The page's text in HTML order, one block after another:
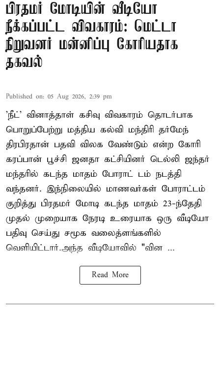
பிரதமர் மோடியின் வீடியோ
நீக்கப்பட்ட விவகாரம்: மெட்டா
நிறுவனர் மன்னிப்பு கோரியதாக
தகவல்
Published on: 05 Aug 2026, 2:39 pm
'நீட்' வினாத்தாள் கசிவு விவகாரம் தொடர்பாக
பொறுப்பேற்று மத்திய கல்வி மந்திரி தர்மேந்
திரபிரதான் பதவி விலக வேண்டும் என்ற கோரி
கரப்பான் பூச்சி ஜனதா கட்சியினர் டெல்லி ஜந்தர்
மந்தரில் கடந்த மாதம் போராட் டம் நடத்தி
வந்தனர். இந்நிலையில் மாணவர்கள் போராட்டம்
குறித்து பிரதமர் மோடி கடந்த மாதம் 23-ந்தேதி
முதல் முறையாக நேரடி உரையாக ஒரு வீடியோ
பதிவு செய்து சமூக வலைத்ளங்களில்
வெளியிட்டார்.அந்த வீடியோவில் "வின ...
Read More